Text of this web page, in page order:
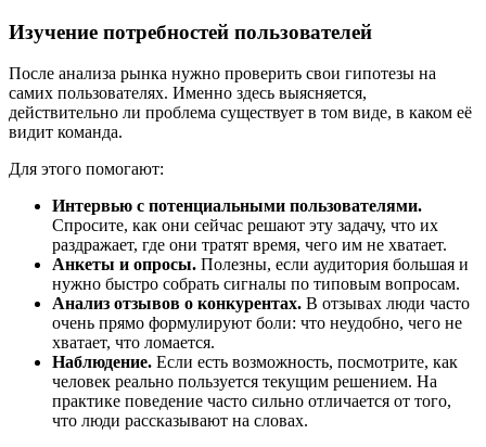
Изучение потребностей пользователей
После анализа рынка нужно проверить свои гипотезы на
самих пользователях. Именно здесь выясняется,
действительно ли проблема существует в том виде, в каком её
видит команда.
Для этого помогают:
Интервью с потенциальными пользователями.
Спросите, как они сейчас решают эту задачу, что их
раздражает, где они тратят время, чего им не хватает.
Анкеты и опросы. Полезны, если аудитория большая и
нужно быстро собрать сигналы по типовым вопросам.
Анализ отзывов о конкурентах. В отзывах люди часто
очень прямо формулируют боли: что неудобно, чего не
хватает, что ломается.
Наблюдение. Если есть возможность, посмотрите, как
человек реально пользуется текущим решением. На
практике поведение часто сильно отличается от того,
что люди рассказывают на словах.